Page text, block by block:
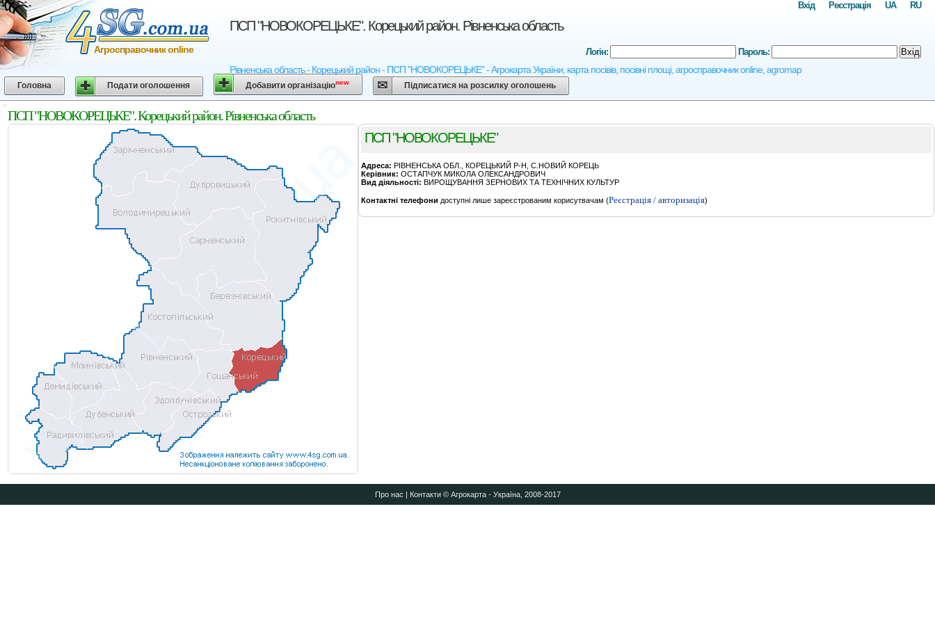
ПСП "НОВОКОРЕЦЬКЕ". Корецький район. Рівненська область
Рівненська область - Корецький район - ПСП "НОВОКОРЕЦЬКЕ" - Агрокарта України, карта посівів, посівні площі, агросправочник online, agromap
Агросправочник online
RU
UA
Реєстрація
Вхід
Логін: Пароль: Вхід
Головна Подати оголошення Добавити організаціюnew Підписатися на розсилку оголошень
ПСП "НОВОКОРЕЦЬКЕ". Корецький район. Рівненська область
ПСП "НОВОКОРЕЦЬКЕ"
Адреса: РІВНЕНСЬКА ОБЛ., КОРЕЦЬКИЙ Р-Н, С.НОВИЙ КОРЕЦЬ
Керівник: ОСТАПЧУК МИКОЛА ОЛЕКСАНДРОВИЧ
Вид діяльності: ВИРОЩУВАННЯ ЗЕРНОВИХ ТА ТЕХНІЧНИХ КУЛЬТУР
Контактні телефони доступні лише зареєстрованим корисутвачам (Реєстрація / авторизація)
Про нас | Контакти© Агрокарта - Україна, 2008-2017